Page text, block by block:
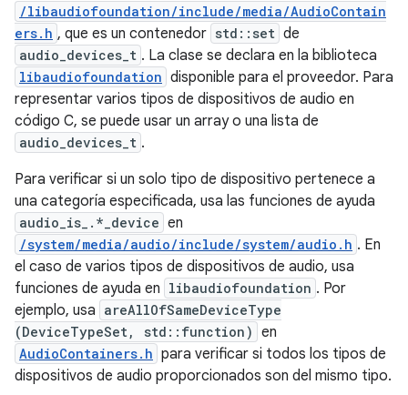
/libaudiofoundation/include/media/AudioContain
ers.h , que es un contenedor std::set de
audio_devices_t . La clase se declara en la biblioteca
libaudiofoundation disponible para el proveedor. Para
representar varios tipos de dispositivos de audio en
código C, se puede usar un array o una lista de
audio_devices_t .
Para verificar si un solo tipo de dispositivo pertenece a
una categoría especificada, usa las funciones de ayuda
audio_is_.*_device en
/system/media/audio/include/system/audio.h . En
el caso de varios tipos de dispositivos de audio, usa
funciones de ayuda en libaudiofoundation . Por
ejemplo, usa areAllOfSameDeviceType
(DeviceTypeSet, std::function ) en
AudioContainers.h para verificar si todos los tipos de
dispositivos de audio proporcionados son del mismo tipo.